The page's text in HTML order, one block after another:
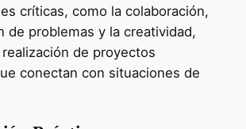
críticas, como la colaboración,
de problemas y la creatividad,
de proyectos
conectan con situaciones de